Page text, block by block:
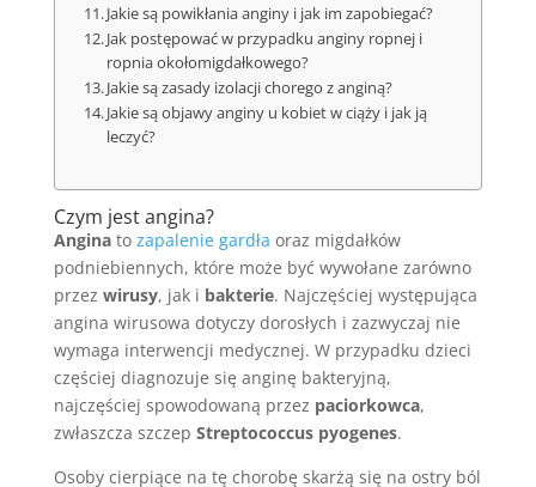
Jakie są powikłania anginy i jak im zapobiegać?
Jak postępować w przypadku anginy ropnej i
ropnia okołomigdałkowego?
Jakie są zasady izolacji chorego z anginą?
Jakie są objawy anginy u kobiet w ciąży i jak ją
leczyć?
Czym jest angina?
Anginato zapalenie gardła oraz migdałków
podniebiennych, które może być wywołane zarówno
przez wirusy, jak i bakterie. Najczęściej występująca
angina wirusowa dotyczy dorosłych i zazwyczaj nie
wymaga interwencji medycznej. W przypadku dzieci
częściej diagnozuje się anginę bakteryjną,
najczęściej spowodowaną przez paciorkowca,
zwłaszcza szczep Streptococcus pyogenes.
Osoby cierpiące na tę chorobę skarżą się na ostry ból